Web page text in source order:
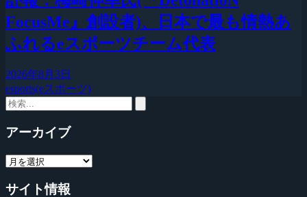
FocusMe』創設者)、日本で最も情熱あ
ふれるeスポーツチーム代表
2026年8月3日
esports(eスポーツ)
アーカイブ
サイト情報